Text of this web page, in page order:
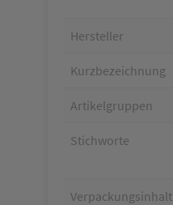
Hersteller
Kurzbezeichnung
Artikelgruppen
Stichworte
Verpackungsinhalt